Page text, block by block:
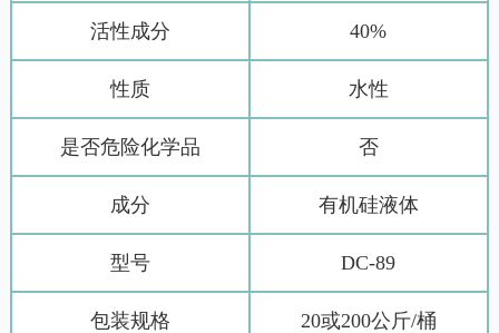
活性成分
性质
是否危险化学品
成分
型号
包装规格
40%
水性
否
有机硅液体
DC-89
20或200公斤/桶